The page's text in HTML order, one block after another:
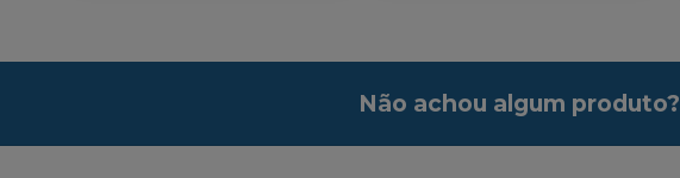
Não achou algum produto?